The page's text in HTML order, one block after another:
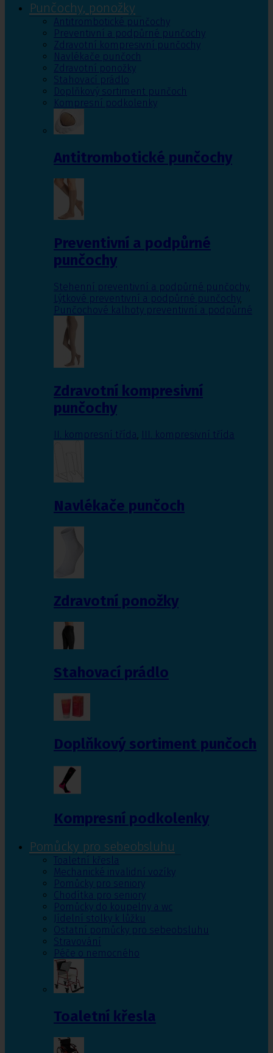
Punčochy, ponožky
Antitrombotické punčochy
Preventivní a podpůrné punčochy
Zdravotní kompresivní punčochy
Navlékače punčoch
Zdravotní ponožky
Stahovací prádlo
Doplňkový sortiment punčoch
Kompresní podkolenky
Antitrombotické punčochy
Preventivní a podpůrné
punčochy
Stehenní preventivní a podpůrné punčochy,
Lýtkové preventivní a podpůrné punčochy,
Punčochové kalhoty preventivní a podpůrné
Zdravotní kompresivní
punčochy
II. kompresní třída III. kompresivní třída
Navlékače punčoch
Zdravotní ponožky
Stahovací prádlo
Doplňkový sortiment punčoch
Kompresní podkolenky
Pomůcky pro sebeobsluhu
Toaletní křesla
Mechanické invalidní vozíky
Pomůcky pro seniory
Chodítka pro seniory
Pomůcky do koupelny a wc
Jídelní stolky k lůžku
Ostatní pomůcky pro sebeobsluhu
Stravování
Péče o nemocného
Toaletní křesla